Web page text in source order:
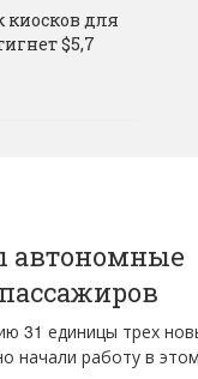
для
$5,7
автономные
31 единицы трех
начали работу в